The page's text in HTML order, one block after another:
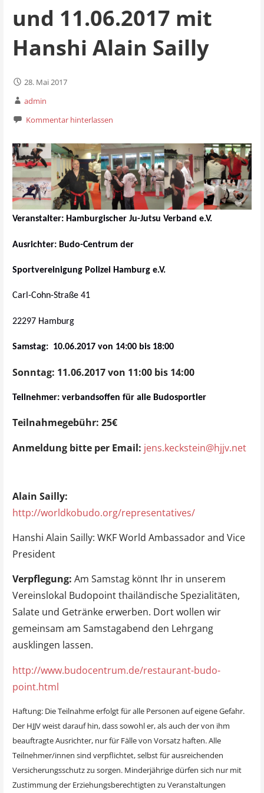
und 11.06.2017 mit
Hanshi Alain Sailly
28. Mai 2017
admin
Kommentar hinterlassen
Veranstalter: Hamburgischer Ju-Jutsu Verband e.V.
Ausrichter: Budo-Centrum der
Sportvereinigung Polizei Hamburg e.V.
Carl-Cohn-Straße 41
22297 Hamburg
Samstag:: 10.06.2017 von 14:00 bis 18:00
Sonntag: 11.06.2017 von 11:00 bis 14:00
Teilnehmer: verbandsoffen für alle Budosportler
Teilnahmegebühr: 25€
Anmeldung bitte per Email: jens.keckstein@hjjv.net
Alain Sailly:
http://worldkobudo.org/representatives/
Hanshi Alain Sailly: WKF World Ambassador and Vice
President
Verpflegung: Am Samstag könnt Ihr in unserem
Vereinslokal Budopoint thailändische Spezialitäten,
Salate und Getränke erwerben. Dort wollen wir
gemeinsam am Samstagabend den Lehrgang
ausklingen lassen.
http://www.budocentrum.de/restaurant-budo-
point.html
Haftung: Die Teilnahme erfolgt für alle Personen auf eigene Gefahr.
Der HJJV weist darauf hin, dass sowohl er, als auch der von ihm
beauftragte Ausrichter, nur für Fälle von Vorsatz haften. Alle
Teilnehmer/innen sind verpflichtet, selbst für ausreichenden
Versicherungsschutz zu sorgen. Minderjährige dürfen sich nur mit
Zustimmung der Erziehungsberechtigten zu Veranstaltungen